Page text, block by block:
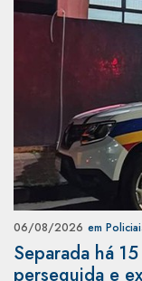
06/08/2026 em
Separada há
perseguida e